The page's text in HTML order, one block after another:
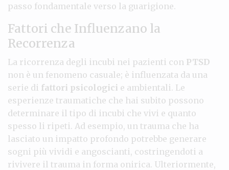
passo fondamentale verso la guarigione.
Fattori che Influenzano la
Recorrenza
La ricorrenza degli incubi nei pazienti con PTSD
non è un fenomeno casuale; è influenzata da una
serie di fattori psicologici e ambientali. Le
esperienze traumatiche che hai subito possono
determinare il tipo di incubi che vivi e quanto
spesso li ripeti. Ad esempio, un trauma che ha
lasciato un impatto profondo potrebbe generare
sogni più vividi e angoscianti, costringendoti a
rivivere il trauma in forma onirica. Ulteriormente,